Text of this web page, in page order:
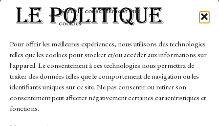
Gérer le consentement aux
cookies
Pour offrir les meilleures expériences, nous utilisons des technologies
telles que les cookies pour stocker et/ou accéder aux informations sur
l'appareil. Le consentement à ces technologies nous permettra de
traiter des données telles que le comportement de navigation ou les
identifiants uniques sur ce site. Ne pas consentir ou retirer son
consentement peut affecter négativement certaines caractéristiques et
fonctions.
Links
Contact
Sitemap